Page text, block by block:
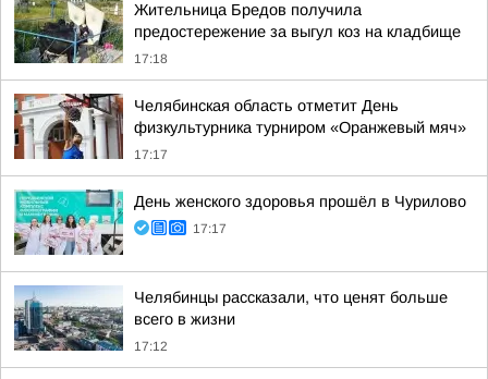
Жительница Бредов получила
предостережение за выгул коз на кладбище
17:18
Челябинская область отметит День
физкультурника турниром «Оранжевый мяч»
17:17
День женского здоровья прошёл в Чурилово
17:17
Челябинцы рассказали, что ценят больше
всего в жизни
17:12